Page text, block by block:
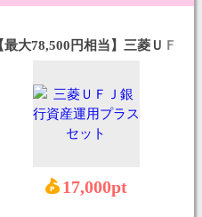
最大78,500円相当】三菱ＵＦ
17,000pt